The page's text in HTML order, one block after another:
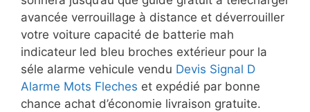
avancée verrouillage à distance et déverrouiller
votre voiture capacité de batterie mah
indicateur led bleu broches extérieur pour la
séle alarme vehicule vendu Devis Signal D
Alarme Mots Fleches et expédié par bonne
chance achat d’économie livraison gratuite.